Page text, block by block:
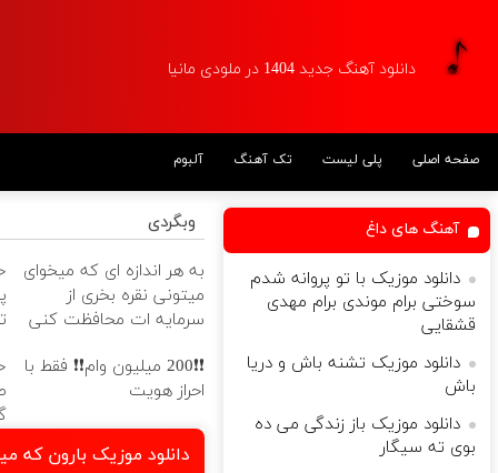
دانلود آهنگ جدید 1404 در ملودی مانیا
صفحه اصلی پلی لیست تک آهنگ آلبوم
وبگردی
به هر اندازه ای که میخوای
میتونی نقره بخری از
سرمایه ات محافظت کنی
❗❗200 میلیون وام❗❗ فقط با
احراز هویت
دانلود موزیک بارون که
آهنگ های داغ
دانلود موزیک با تو پروانه شدم
سوختی برام موندی برام مهدی
قشقایی
دانلود موزیک تشنه باش و دریا
باش
دانلود موزیک باز زندگی می ده
بوی ته سیگار